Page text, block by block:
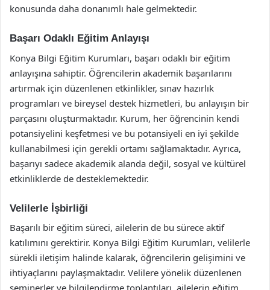
konusunda daha donanımlı hale gelmektedir.
Başarı Odaklı Eğitim Anlayışı
Konya Bilgi Eğitim Kurumları, başarı odaklı bir eğitim
anlayışına sahiptir. Öğrencilerin akademik başarılarını
artırmak için düzenlenen etkinlikler, sınav hazırlık
programları ve bireysel destek hizmetleri, bu anlayışın bir
parçasını oluşturmaktadır. Kurum, her öğrencinin kendi
potansiyelini keşfetmesi ve bu potansiyeli en iyi şekilde
kullanabilmesi için gerekli ortamı sağlamaktadır. Ayrıca,
başarıyı sadece akademik alanda değil, sosyal ve kültürel
etkinliklerde de desteklemektedir.
Velilerle İşbirliği
Başarılı bir eğitim süreci, ailelerin de bu sürece aktif
katılımını gerektirir. Konya Bilgi Eğitim Kurumları, velilerle
sürekli iletişim halinde kalarak, öğrencilerin gelişimini ve
ihtiyaçlarını paylaşmaktadır. Velilere yönelik düzenlenen
seminerler ve bilgilendirme toplantıları, ailelerin eğitim